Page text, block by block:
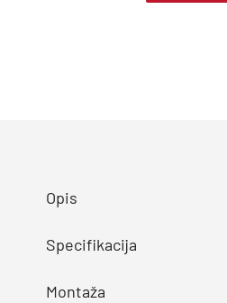
Opis
Specifikacija
Montaža